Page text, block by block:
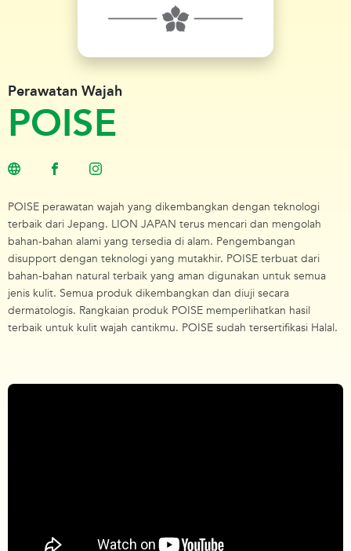
Perawatan Wajah
POISE
POISE perawatan wajah yang dikembangkan dengan teknologi
terbaik dari Jepang. LION JAPAN terus mencari dan mengolah
bahan-bahan alami yang tersedia di alam. Pengembangan
disupport dengan teknologi yang mutakhir. POISE terbuat dari
bahan-bahan natural terbaik yang aman digunakan untuk semua
jenis kulit. Semua produk dikembangkan dan diuji secara
dermatologis. Rangkaian produk POISE memperlihatkan hasil
terbaik untuk kulit wajah cantikmu. POISE sudah tersertifikasi Halal.